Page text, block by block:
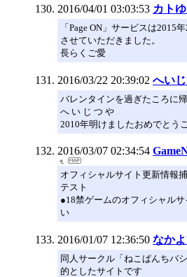
2016/04/01 03:03:53 カト
「Page ON」サービスは2015
させていただきました。
長らくご愛
2016/03/22 20:39:02 へい
バレンタインを過ぎたころに
へ い じ つ や
2010年明けましたおめでとう
2016/03/07 02:34:54
オフィシャルサイト更新情報
テスト
●18禁ゲームのオフィシャル
い
2016/01/07 12:36:50 なか
同人サークル「ねこぱんちバ
的としたサイトです